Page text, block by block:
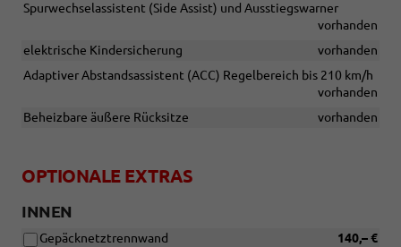
Spurwechselassistent (Side Assist) und Ausstiegswarner
vorhanden
elektrische Kindersicherung
vorhanden
Adaptiver Abstandsassistent (ACC) Regelbereich bis 210 km/h
vorhanden
Beheizbare äußere Rücksitze
vorhanden
OPTIONALE EXTRAS
INNEN
140,– €
Gepäcknetztrennwand